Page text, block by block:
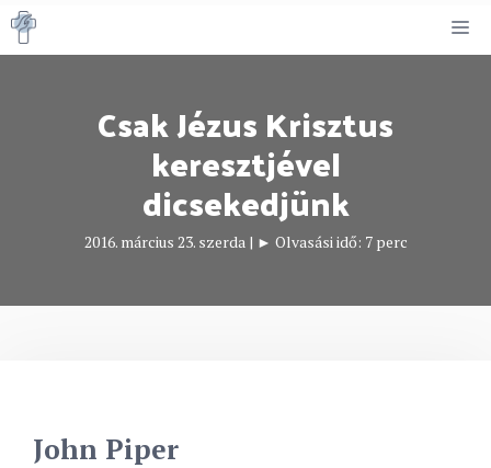
Kilépés
a
Csak Jézus Krisztus
keresztjével
dicsekedjünk
2016. március 23. szerda | ► Olvasási idő: 7 perc
John Piper